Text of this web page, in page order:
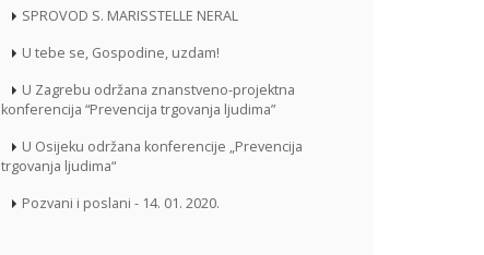
SPROVOD S. MARISSTELLE NERAL
U tebe se, Gospodine, uzdam!
U Zagrebu održana znanstveno-projektna
konferencija “Prevencija trgovanja ljudima”
U Osijeku održana konferencije „Prevencija
trgovanja ljudima“
Pozvani i poslani - 14. 01. 2020.